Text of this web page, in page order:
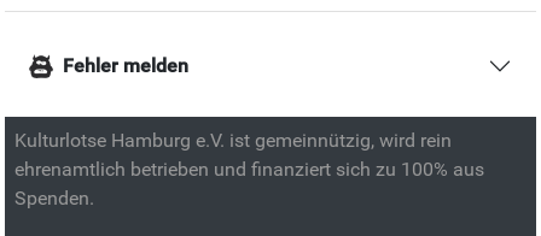
Fehler melden
Kulturlotse Hamburg e.V. ist gemeinnützig, wird rein
ehrenamtlich betrieben und finanziert sich zu 100% aus
Spenden.